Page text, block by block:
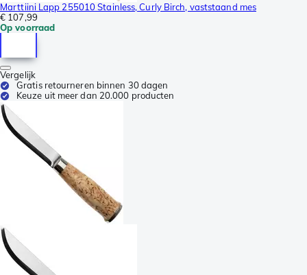
Marttiini Lapp 255010 Stainless, Curly Birch, vaststaand mes
€ 107,99
Op voorraad
Vergelijk
Gratis retourneren binnen 30 dagen
Keuze uit meer dan 20.000 producten